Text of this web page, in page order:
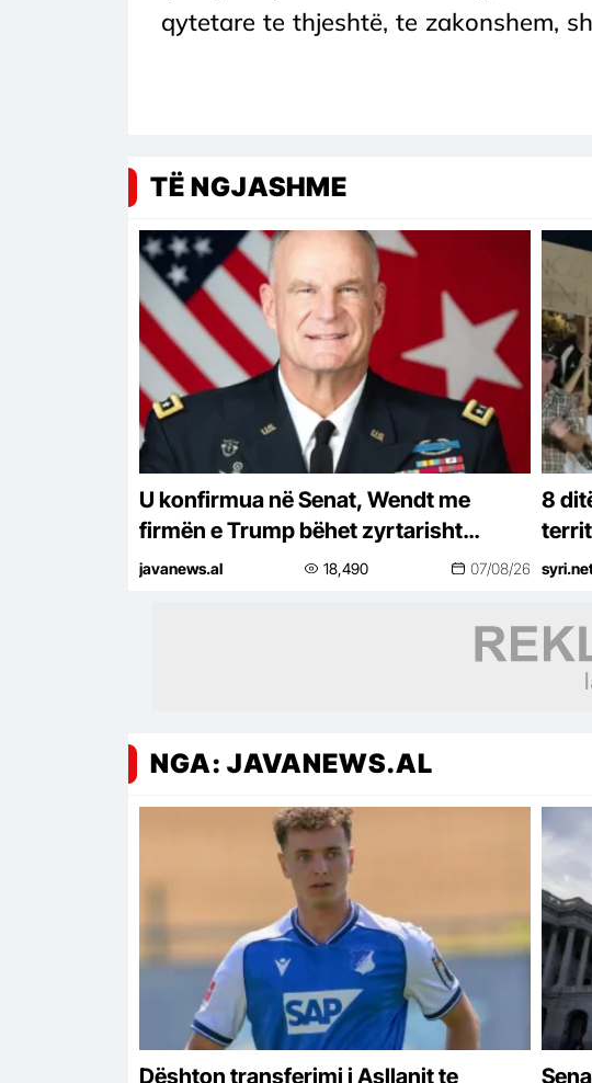
qytetare te thjeshtë, te zakonshem,
TË NGJASHME
U konfirmua në Senat, Wendt me
firmën e Trump bëhet zyrtarisht
ambasador në Shqipëri
javanews.al 18,490 07/08/26
8
NGA: JAVANEWS.AL
Dështon transferimi i Asllanit te